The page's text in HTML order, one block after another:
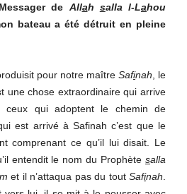
de Allah salla l-Lahou
bateau a été détruit en pleine
pour notre maître Safinah , le
une chose extraordinaire qui arrive
ceux qui adoptent le chemin de
est arrivé à Safinah c’est que le
comprenant ce qu’il lui disait. Le
entendit le nom du Prophète salla
et il n’attaqua pas du tout Safinah